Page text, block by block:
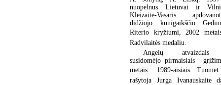
nuopelnus Lietuvai ir
Kleizaitė-Vasaris
didžiojo kunigaikščio
Riterio kryžiumi, 2002
Radvilaitės medaliu.
Angelų atvaizdais
susidomėjo pirmaisiais
metais  1989-aisiais.
rašytoja Jurga Ivanauskaite